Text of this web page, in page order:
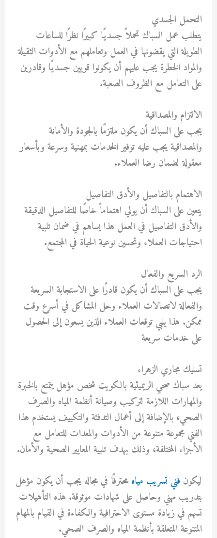
التحمل الجسدي
يتطلب عمل السباك تحملاً جسديًا كبيرًا نظرًا للساعات
الطويلة التي يقضونها في العمل وتعاملهم مع الأدوات الثقيلة
والمواد الخطرة يجب عليهم أن يكونوا قويين جسديًا وقادرين
على التعامل مع الظروف الصعبة.
الالتزام والمصداقية
يجب على السباك أن يكون ملتزمًا بالجودة والأمانة
والمصداقية يجب عليه توفير الخدمات بمهنية وسرعة وبأسعار
معقولة لضمان رضا العملاء.
الاهتمام بالتفاصيل والأدق التفاصيل
يتعين على السباك أن يولي اهتماماً خاصًا للتفاصيل الدقيقة
والأدق التفاصيل في العمل هذا يساهم في ضمان تلبية
احتياجات العملاء وتحسين نوعية الحياة في المجتمع.
الرد السريع والفعال
يجب على السباك أن يكون قادرًا على الاستجابة السريعة
والفعالة لاتصالات العملاء وحل المشاكل في أسرع وقت
ممكن. هذا يلبي توقعات العملاء الذين يسعون إلى الحصول
على خدمات سريعة
تسليك مجاري الزهراء
يعد سباك صحي الريميثية بالكويت شخص مؤهل يتمتع بالخبرة
والمهارات اللازمة لتركيب وصيانة أنظمة المياه والصرف
الصحي، بالإضافة إلى أعمال التدفئة والتكييف يستخدم هذا
الفني مجموعة متنوعة من الأدوات والمعدات للتعامل مع
الأجزاء المختلفة، وذلك بهدف تلبية المعايير الصحية والأمان.
ليكون فني تسريب مياه محترفًا في مجاله يجب أن يكون مؤهل
بتدريب مهني وحاصل على شهادات موثوقة. هذه التأهيلات
تسهم في زيادة مستوى الاحترافية والكفاءة في القيام بالمهام
المتنوعة المتعلقة بأنظمة المياه والصرف الصحي.